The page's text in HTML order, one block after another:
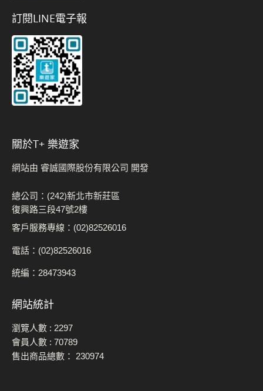
訂閱LINE電子報
關於t+ 樂遊家
網站由 睿誠國際股份有限公司 開發
總公司：(242)新北市新莊區
復興路三段47號2樓
客戶服務專線：(02)82526016
電話：(02)82526016
統編：28473943
網站統計
瀏覽人數 : 2297
會員人數 : 70789
售出商品總數： 230974